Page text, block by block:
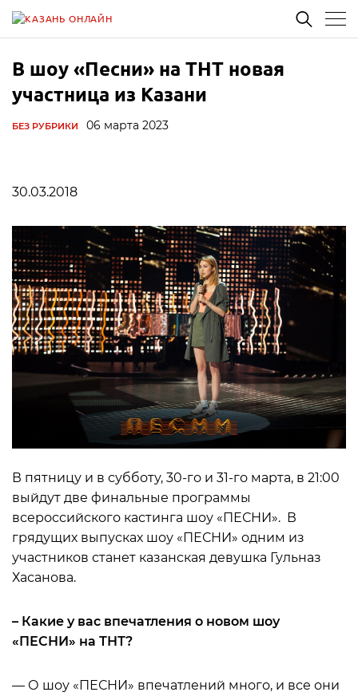
В шоу «Песни» на ТНТ новая
участница из Казани
БЕЗ РУБРИКИ 06 марта 2023
30.03.2018
В пятницу и в субботу, 30-го и 31-го марта, в 21:00
выйдут две финальные программы
всероссийского кастинга шоу «ПЕСНИ». В
грядущих выпусках шоу «ПЕСНИ» одним из
участников станет казанская девушка Гульназ
Хасанова.
– Какие у вас впечатления о новом шоу
«ПЕСНИ» на ТНТ?
— О шоу «ПЕСНИ» впечатлений много, и все они